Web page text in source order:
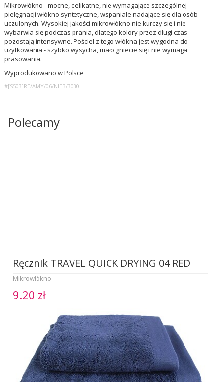
Mikrowłókno - mocne, delikatne, nie wymagające szczególnej
pielęgnacji włókno syntetyczne, wspaniale nadające się dla osób
uczulonych. Wysokiej jakości mikrowłókno nie kurczy się i nie
wybarwia się podczas prania, dlatego kolory przez długi czas
pozostają intensywne. Pościel z tego włókna jest wygodna do
użytkowania - szybko wysycha, mało gniecie się i nie wymaga
prasowania.
Wyprodukowano w Polsce
#[S503]RE/AMY/06/NIEB/3030
Polecamy
Ręcznik TRAVEL QUICK DRYING 04 RED
Mikrowłókno
9.20 zł